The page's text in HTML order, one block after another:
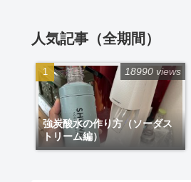
人気記事（全期間）
強炭酸水の作り方（ソーダス
トリーム編）
18990 views